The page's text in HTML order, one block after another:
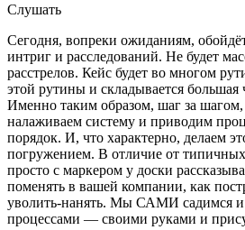
Слушать
Сегодня, вопреки ожиданиям,
интриг и расследований. Не будет
расстрелов. Кейс будет во многом
этой рутины и складывается большая
Именно таким образом, шаг за
налаживаем систему и приводим
порядок. И, что характерно, делаем
погружением. В отличие от
просто с маркером у доски
поменять в вашей компании, как
уволить-нанять. Мы САМИ садимся и
процессами — своими руками и